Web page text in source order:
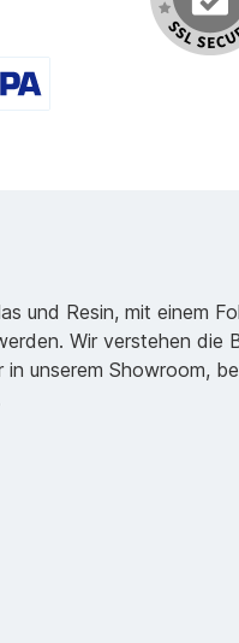
und Resin, mit einem
Wir verstehen die
unserem Showroom,